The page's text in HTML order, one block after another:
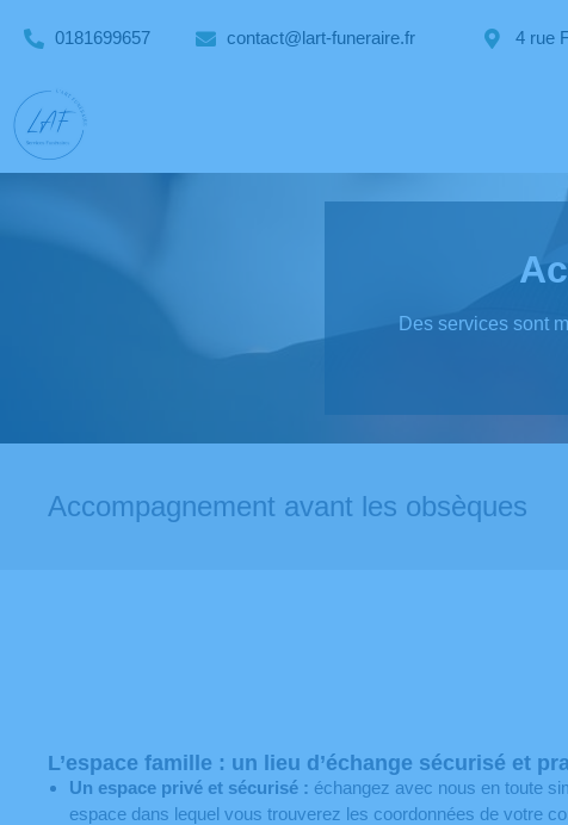
0181699657 contact@lart-funeraire.fr 4 rue
Des services sont
Accompagnement avant les obsèques
L’espace famille : un lieu d’échange sécurisé et
Un espace privé et sécurisé : échangez avec nous en toute
espace dans lequel vous trouverez les coordonnées de votre